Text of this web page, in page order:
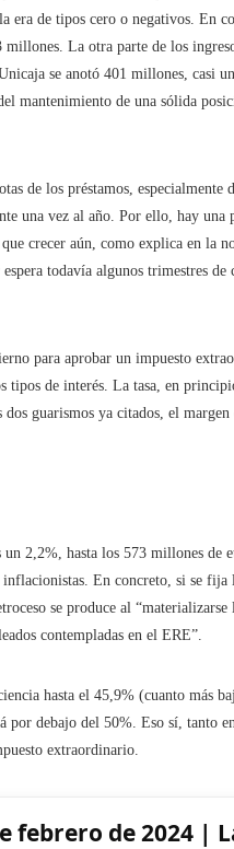
era de tipos cero o negativos. En
La otra parte de los
se anotó 401 millones, casi
mantenimiento de una sólida
de los préstamos, especialmente
una vez al año. Por ello, hay una
crecer aún, como explica en la
todavía algunos trimestres de
para aprobar un impuesto
tipos de interés. La tasa, en
guarismos ya citados, el
2,2%, hasta los 573 millones de
En concreto, si se fija
se produce al “materializarse
contempladas en el ERE”.
hasta el 45,9% (cuanto más
por debajo del 50%. Eso sí, tanto
extraordinario.
febrero de 2024 |